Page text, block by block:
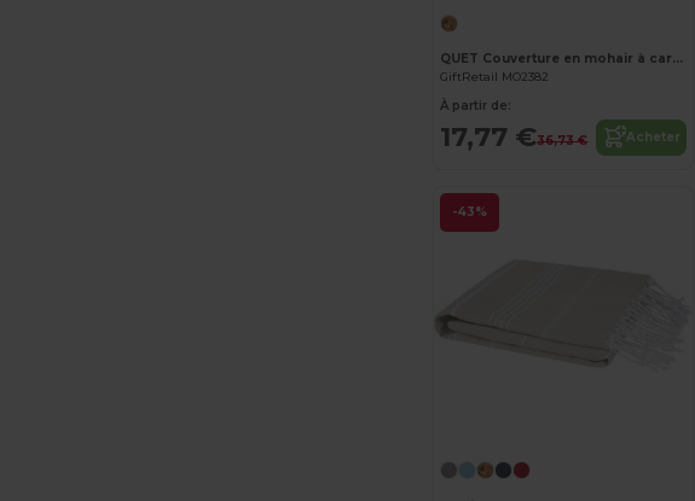
QUET Couverture en mohair à carreaux
GiftRetail MO2382
À partir de:
17,77 €36,73 € Acheter
-43%